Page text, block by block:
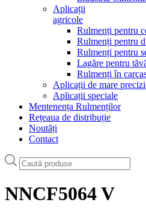
Aplicații
agricole
Rulmenți pentru
Rulmenți pentru
Rulmenți pentru
Lagăre pentru
Rulmenți în
Aplicații de mare
Aplicații speciale
Mentenența Rulmenților
Rețeaua de distribuție
Noutăți
Contact
Products
search
NNCF5064 V